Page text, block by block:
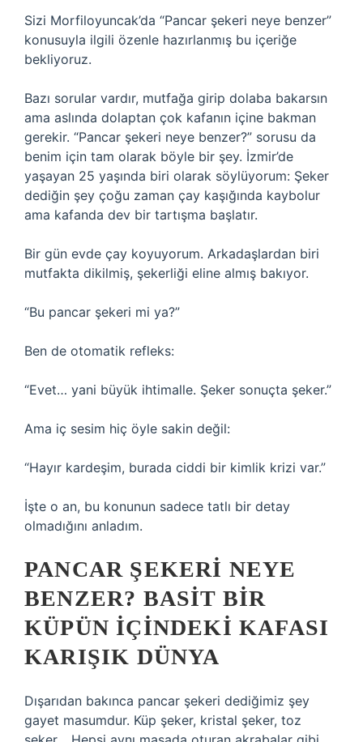
Sizi Morfiloyuncak’da “Pancar şekeri neye benzer”
konusuyla ilgili özenle hazırlanmış bu içeriğe
bekliyoruz.
Bazı sorular vardır, mutfağa girip dolaba bakarsın
ama aslında dolaptan çok kafanın içine bakman
gerekir. “Pancar şekeri neye benzer?” sorusu da
benim için tam olarak böyle bir şey. İzmir’de
yaşayan 25 yaşında biri olarak söylüyorum: Şeker
dediğin şey çoğu zaman çay kaşığında kaybolur
ama kafanda dev bir tartışma başlatır.
Bir gün evde çay koyuyorum. Arkadaşlardan biri
mutfakta dikilmiş, şekerliği eline almış bakıyor.
“Bu pancar şekeri mi ya?”
Ben de otomatik refleks:
“Evet… yani büyük ihtimalle. Şeker sonuçta şeker.”
Ama iç sesim hiç öyle sakin değil:
“Hayır kardeşim, burada ciddi bir kimlik krizi var.”
İşte o an, bu konunun sadece tatlı bir detay
olmadığını anladım.
PANCAR ŞEKERI NEYE
BENZER? BASIT BIR
KÜPÜN İÇINDEKI KAFASI
KARIŞIK DÜNYA
Dışarıdan bakınca pancar şekeri dediğimiz şey
gayet masumdur. Küp şeker, kristal şeker, toz